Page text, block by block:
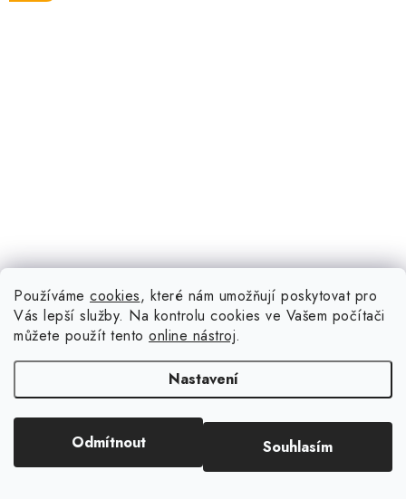
Používáme cookies, které nám umožňují poskytovat pro
Vás lepší služby. Na kontrolu cookies ve Vašem počítači
můžete použít tento online nástroj.
Nastavení
Odmítnout Souhlasím
Skladem (3 ks)
75 Kč
60 ks; velikost sady je 7 x 11 cm, tečky jsou velké 0,4 - 0,8 cm.